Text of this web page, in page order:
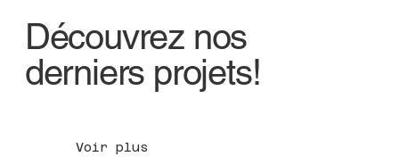
Découvrez nos
derniers projets!
Voir plus